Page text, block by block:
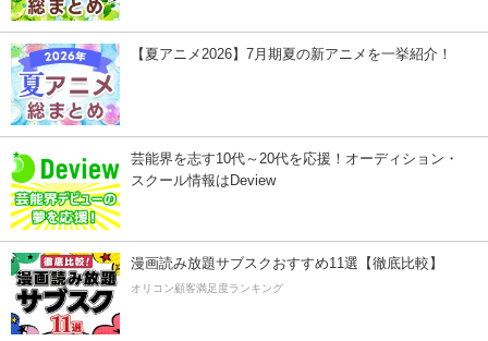
【夏アニメ2026】7月期夏の新アニメを一挙紹介！
芸能界を志す10代～20代を応援！オーディション・
スクール情報はDeview
漫画読み放題サブスクおすすめ11選【徹底比較】
オリコン顧客満足度ランキング